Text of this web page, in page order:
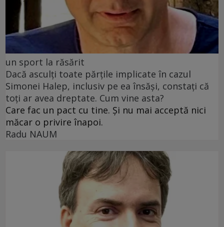
un sport la răsărit
Dacă asculți toate părțile implicate în cazul
Simonei Halep, inclusiv pe ea însăși, constați că
toți ar avea dreptate. Cum vine asta?
Care fac un pact cu tine. Și nu mai acceptă nici
măcar o privire înapoi.
Radu NAUM